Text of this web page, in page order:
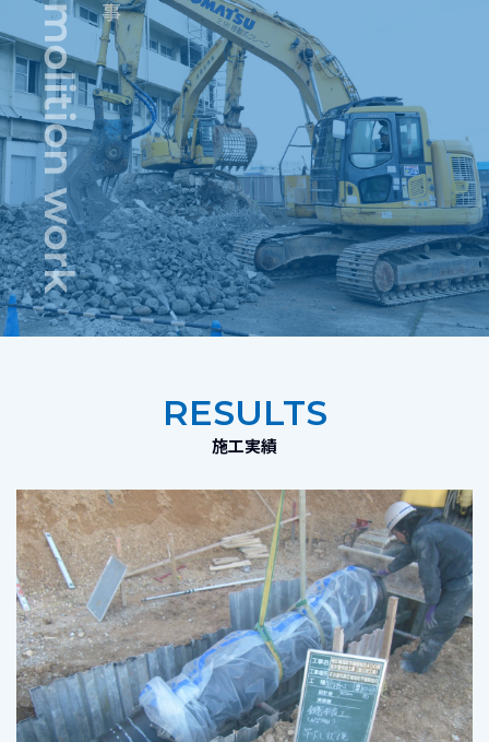
RESULTS
施工実績